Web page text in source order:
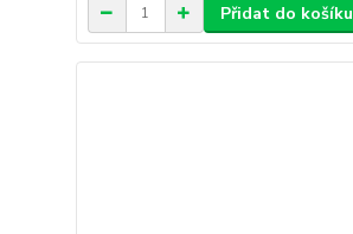
Přidat do košíku